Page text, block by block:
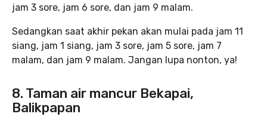
jam 3 sore, jam 6 sore, dan jam 9 malam.
Sedangkan saat akhir pekan akan mulai pada jam 11
siang, jam 1 siang, jam 3 sore, jam 5 sore, jam 7
malam, dan jam 9 malam. Jangan lupa nonton, ya!
8. Taman air mancur Bekapai,
Balikpapan